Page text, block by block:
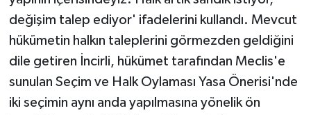
değişim talep ediyor' ifadelerini kullandı. Mevcut
hükümetin halkın taleplerini görmezden geldiğini
dile getiren İncirli, hükümet tarafından Meclis'e
sunulan Seçim ve Halk Oylaması Yasa Önerisi'nde
iki seçimin aynı anda yapılmasına yönelik ön
TEKNOLOJİ
TİCARET
YAŞAM